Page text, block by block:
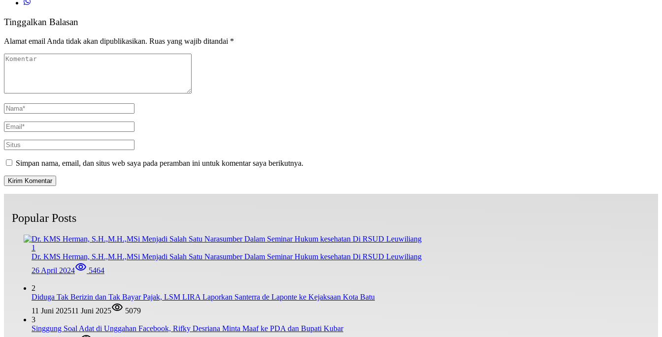
Tinggalkan Balasan
Alamat email Anda tidak akan dipublikasikan. Ruas yang wajib ditandai *
Simpan nama, email, dan situs web saya pada peramban ini untuk komentar saya berikutnya.
Popular Posts
1
Dr. KMS Herman, S.H.,M.H.,MSi Menjadi Salah Satu Narasumber Dalam Seminar Hukum kesehatan Di RSUD Leuwiliang
26 April 2024
5464
2
Diduga Tak Berizin dan Tak Bayar Pajak, LSM LIRA Laporkan Santerra de Laponte ke Kejaksaan Kota Batu
11 Juni 202511 Juni 2025
5079
3
Singgung Soal Adat di Unggahan Facebook, Rifky Desriana Minta Maaf ke PDA dan Bupati Kubar